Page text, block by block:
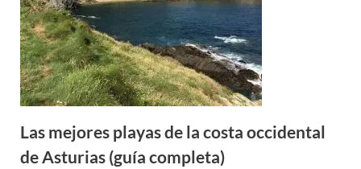
Las mejores playas de la costa occidental
de Asturias (guía completa)